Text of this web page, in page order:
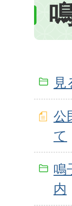
見
公
て
鳴
内